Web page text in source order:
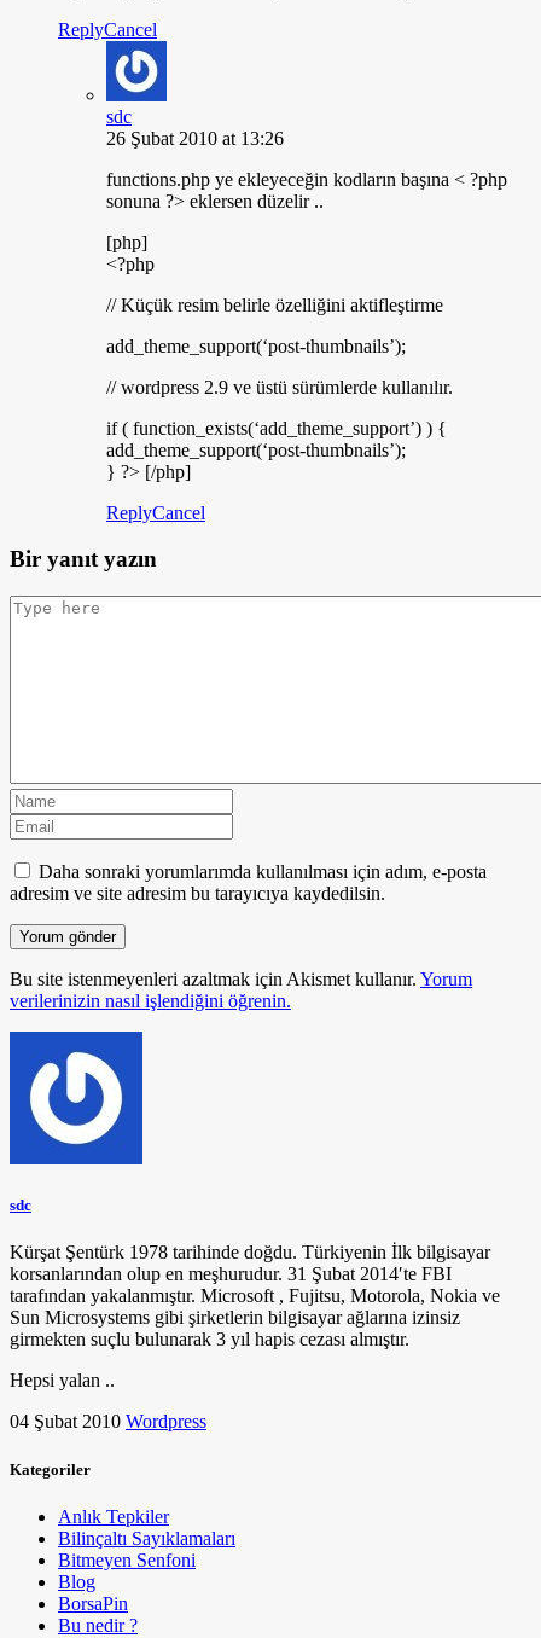
ReplyCancel
sdc
26 Şubat 2010 at 13:26
functions.php ye ekleyeceğin kodların başına < ?php
sonuna ?> eklersen düzelir ..
[php]
<?php
// Küçük resim belirle özelliğini aktifleştirme
add_theme_support(‘post-thumbnails’);
// wordpress 2.9 ve üstü sürümlerde kullanılır.
if ( function_exists(‘add_theme_support’) ) {
add_theme_support(‘post-thumbnails’);
} ?> [/php]
ReplyCancel
Bir yanıt yazın
Daha sonraki yorumlarımda kullanılması için adım, e-posta
adresim ve site adresim bu tarayıcıya kaydedilsin.
Bu site istenmeyenleri azaltmak için Akismet kullanır. Yorum
verilerinizin nasıl işlendiğini öğrenin.
sdc
Kürşat Şentürk 1978 tarihinde doğdu. Türkiyenin İlk bilgisayar
korsanlarından olup en meşhurudur. 31 Şubat 2014′te FBI
tarafından yakalanmıştır. Microsoft , Fujitsu, Motorola, Nokia ve
Sun Microsystems gibi şirketlerin bilgisayar ağlarına izinsiz
girmekten suçlu bulunarak 3 yıl hapis cezası almıştır.
Hepsi yalan ..
04 Şubat 2010 Wordpress
Kategoriler
Anlık Tepkiler
Bilinçaltı Sayıklamaları
Bitmeyen Senfoni
Blog
BorsaPin
Bu nedir ?